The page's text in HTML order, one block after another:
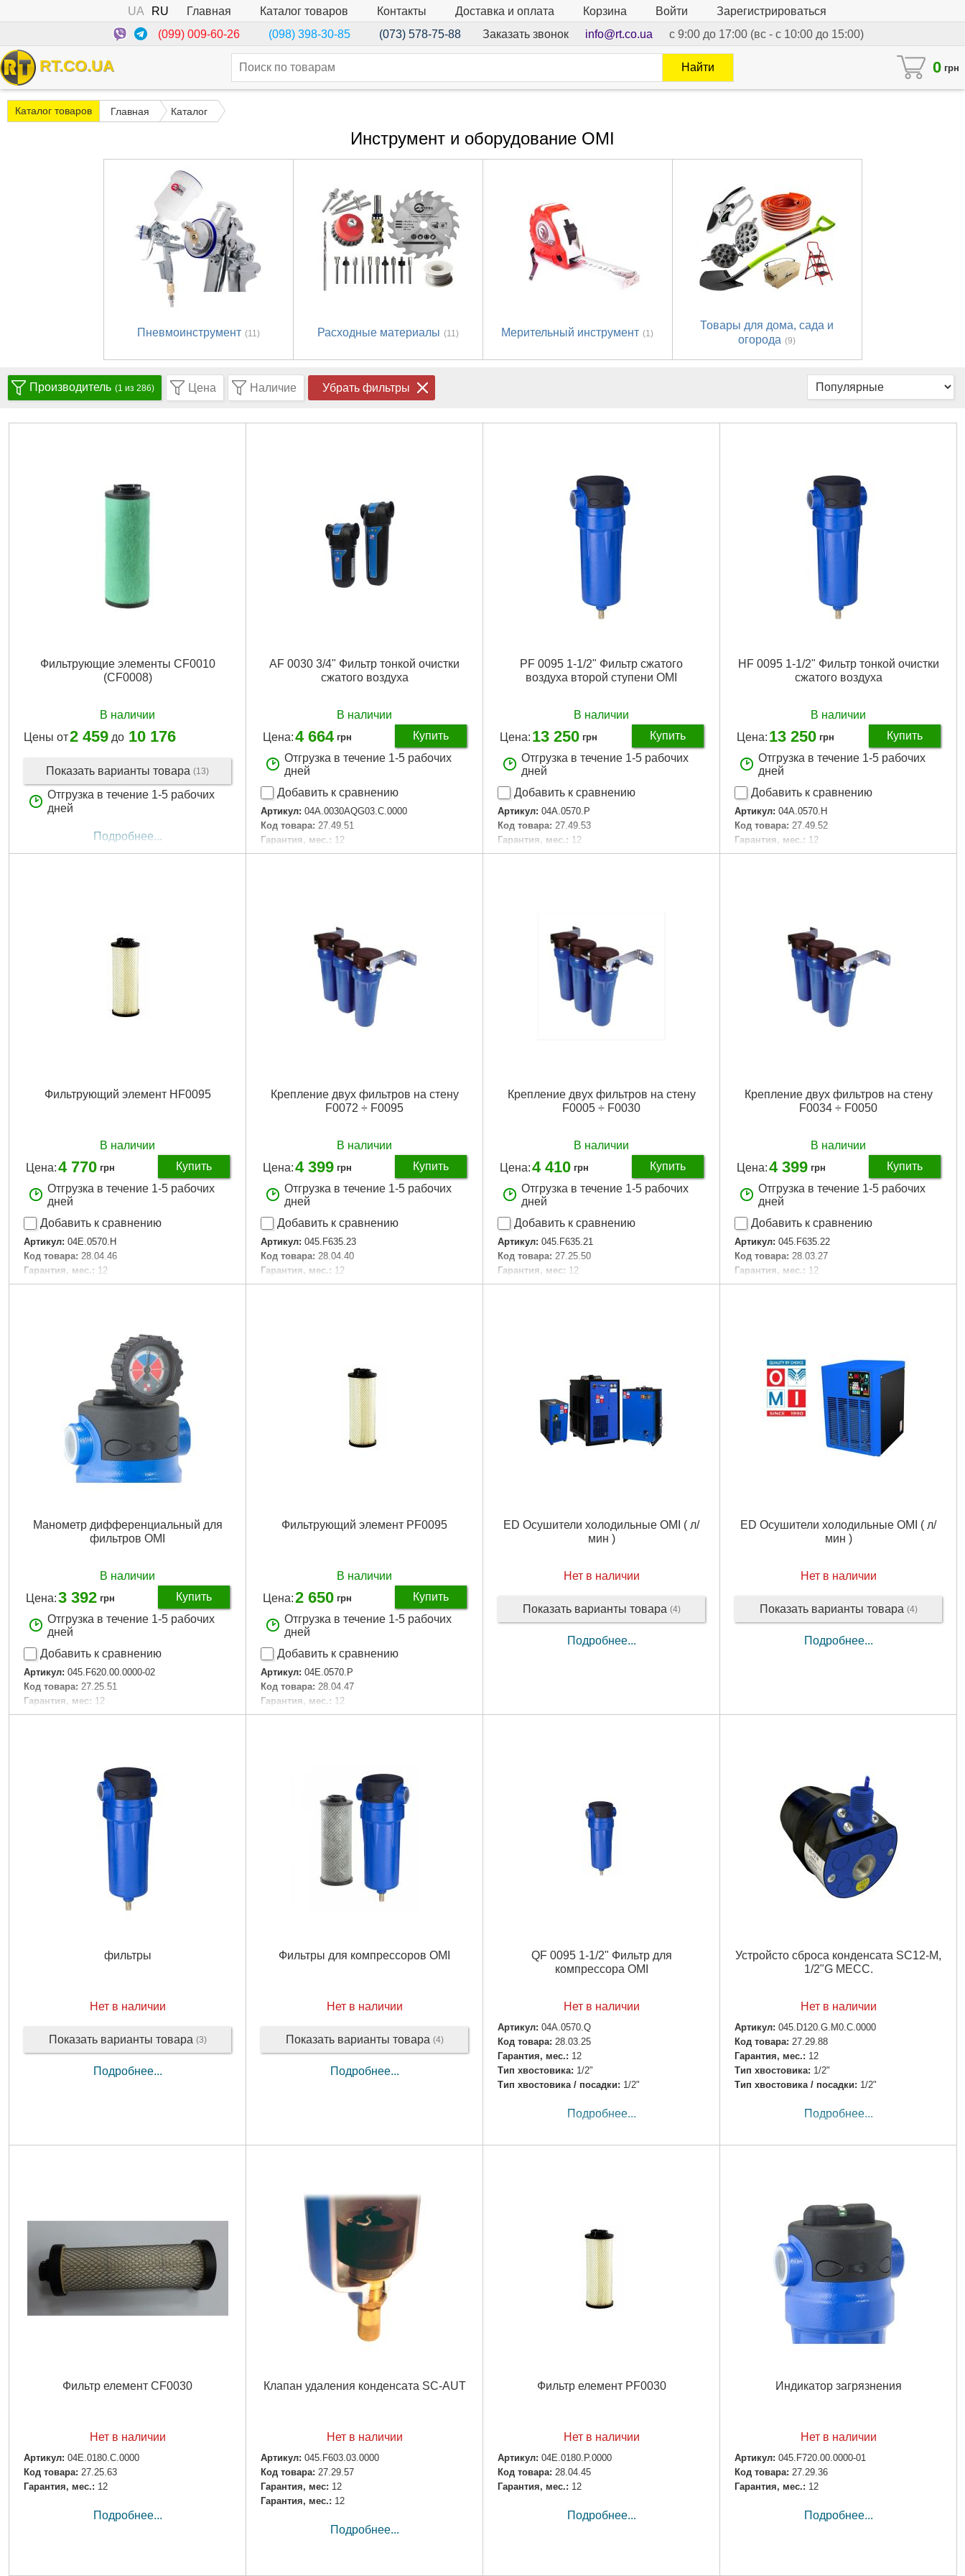
UA RU Главная Каталог товаров Контакты Доставка и оплата Корзина Войти
Зарегистрироваться
(099) 009-60-26
(098) 398-30-85 (073) 578-75-88 Заказать звонок info@rt.co.ua с 9:00 до 17:00 (вс - с 10:00 до 15:00)
RT.CO.UA 0 грн
Найти
Каталог товаров Главная Каталог
Инструмент и оборудование OMI
Пневмоинструмент (11) Расходные материалы (11) Мерительный инструмент (1)
Товары для дома, сада и
огорода (9)
Производитель (1 из 286) Цена Наличие Убрать фильтры
Фильтрующие элементы СF0010
(CF0008)
В наличии
Цены от2 459 до 10 176
Показать варианты товара (13)
Отгрузка в течение 1-5 рабочих
дней
Подробнее...
AF 0030 3/4" Фильтр тонкой очистки
сжатого воздуха
В наличии
Цена:4 664 грн
Купить
Отгрузка в течение 1-5 рабочих
дней
Добавить к сравнению
Артикул: 04A.0030AQG03.C.0000
Код товара: 27.49.51
Гарантия, мес.: 12
Тип хвостовки: 3/4
PF 0095 1-1/2" Фильтр сжатого
воздуха второй ступени OMI
В наличии
Цена: 13 250 грн
Купить
Отгрузка в течение 1-5 рабочих
дней
Добавить к сравнению
Артикул: 04A.0570.P
Код товара: 27.49.53
Гарантия, мес.: 12
Тип хвостовика: 1/2"
HF 0095 1-1/2" Фильтр тонкой очистки
сжатого воздуха
В наличии
Цена: 13 250 грн
Купить
Отгрузка в течение 1-5 рабочих
дней
Добавить к сравнению
Артикул: 04A.0570.H
Код товара: 27.49.52
Гарантия, мес.: 12
Тип хвостовика: 1/2"
Фильтрующий элемент HF0095
В наличии
Цена:4 770 грн
Купить
Отгрузка в течение 1-5 рабочих
дней
Добавить к сравнению
Артикул: 04E.0570.H
Код товара: 28.04.46
Гарантия, мес.: 12
Крепление двух фильтров на стену
F0072 ÷ F0095
В наличии
Цена:4 399 грн
Купить
Отгрузка в течение 1-5 рабочих
дней
Добавить к сравнению
Артикул: 045.F635.23
Код товара: 28.04.40
Гарантия, мес.: 12
Крепление двух фильтров на стену
F0005 ÷ F0030
В наличии
Цена:4 410 грн
Купить
Отгрузка в течение 1-5 рабочих
дней
Добавить к сравнению
Артикул: 045.F635.21
Код товара: 27.25.50
Гарантия, мес: 12
Гарантия, мес.: 12
Крепление двух фильтров на стену
F0034 ÷ F0050
В наличии
Цена:4 399 грн
Купить
Отгрузка в течение 1-5 рабочих
дней
Добавить к сравнению
Артикул: 045.F635.22
Код товара: 28.03.27
Гарантия, мес.: 12
Манометр дифференциальный для
фильтров OMI
В наличии
Цена:3 392 грн
Купить
Отгрузка в течение 1-5 рабочих
дней
Добавить к сравнению
Артикул: 045.F620.00.0000-02
Код товара: 27.25.51
Гарантия, мес: 12
Гарантия, мес.: 12
Фильтрующий элемент PF0095
В наличии
Цена:2 650 грн
Купить
Отгрузка в течение 1-5 рабочих
дней
Добавить к сравнению
Артикул: 04E.0570.P
Код товара: 28.04.47
Гарантия, мес.: 12
ED Осушители холодильные OMI ( л/
мин )
Нет в наличии
Показать варианты товара (4)
Подробнее...
ED Осушители холодильные OMI ( л/
мин )
Нет в наличии
Показать варианты товара (4)
Подробнее...
фильтры
Нет в наличии
Показать варианты товара (3)
Подробнее...
Фильтры для компрессоров OMI
Нет в наличии
Показать варианты товара (4)
Подробнее...
QF 0095 1-1/2" Фильтр для
компрессора OMI
Нет в наличии
Артикул: 04A.0570.Q
Код товара: 28.03.25
Гарантия, мес.: 12
Тип хвостовика: 1/2"
Тип хвостовика / посадки: 1/2"
Подробнее...
Устройсто сброса конденсата SC12-M,
1/2"G MECC.
Нет в наличии
Артикул: 045.D120.G.M0.C.0000
Код товара: 27.29.88
Гарантия, мес.: 12
Тип хвостовика: 1/2"
Тип хвостовика / посадки: 1/2"
Подробнее...
Фильтр елемент CF0030
Нет в наличии
Артикул: 04E.0180.C.0000
Код товара: 27.25.63
Гарантия, мес.: 12
Подробнее...
Клапан удаления конденсата SC-AUT
Нет в наличии
Артикул: 045.F603.03.0000
Код товара: 27.29.57
Гарантия, мес: 12
Гарантия, мес.: 12
Подробнее...
Фильтр елемент PF0030
Нет в наличии
Артикул: 04E.0180.P.0000
Код товара: 28.04.45
Гарантия, мес.: 12
Подробнее...
Индикатор загрязнения
Нет в наличии
Артикул: 045.F720.00.0000-01
Код товара: 27.29.36
Гарантия, мес.: 12
Подробнее...